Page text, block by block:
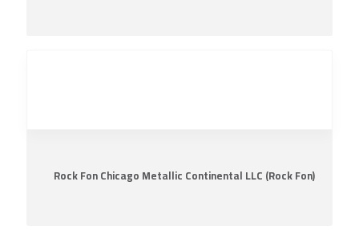
Rock Fon Chicago Metallic Continental LLC (Rock Fon)